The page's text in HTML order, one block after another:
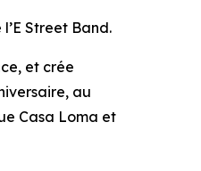
Street Band.
et crée
au
Casa Loma et